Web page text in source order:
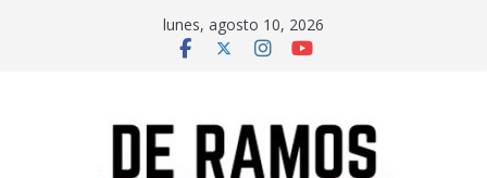
lunes, agosto 10, 2026